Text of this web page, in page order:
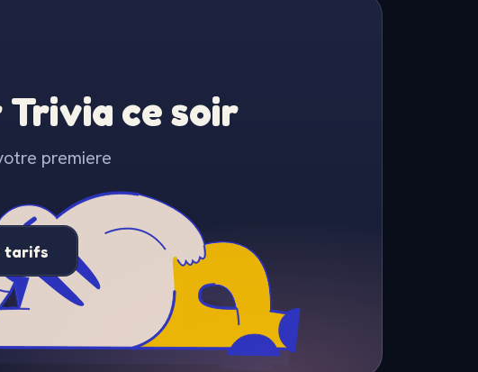
Trivia ce soir
premiere
tarifs